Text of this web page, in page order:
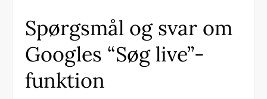
Spørgsmål og svar om
Googles “Søg live”-
funktion